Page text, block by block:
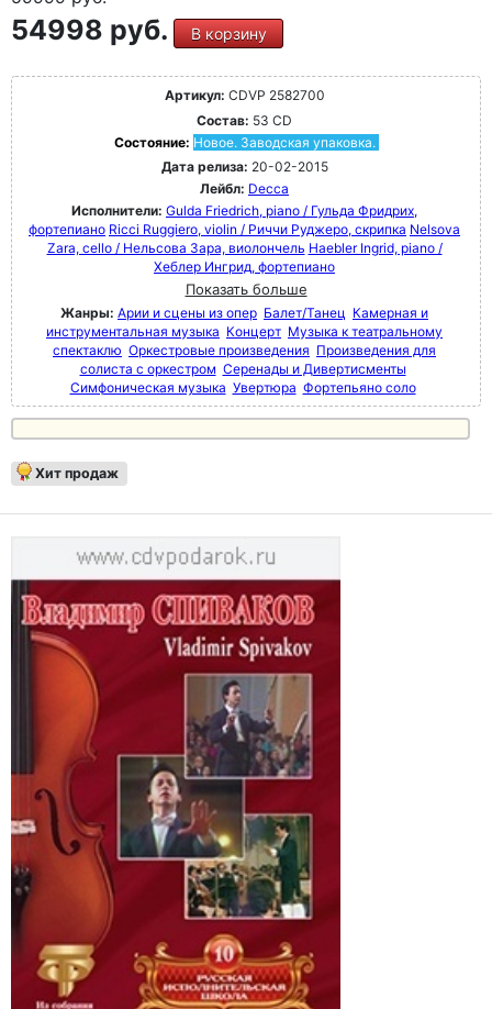
54998 руб. В корзину
Артикул: CDVP 2582700
Состав: 53 CD
Состояние: Новое. Заводская упаковка.
Дата релиза: 20-02-2015
Лейбл: Decca
Исполнители: Gulda Friedrich, piano / Гульда Фридрих,
фортепиано Ricci Ruggiero, violin / Риччи Руджеро, скрипка Nelsova
Zara, cello / Нельсова Зара, виолончель Haebler Ingrid, piano /
Хеблер Ингрид, фортепиано
Показать больше
Жанры: Арии и сцены из опер Балет/Танец Камерная и
инструментальная музыка Концерт Музыка к театральному
спектаклю Оркестровые произведения Произведения для
солиста с оркестром Серенады и Дивертисменты
Симфоническая музыка Увертюра Фортепьяно соло
Хит продаж